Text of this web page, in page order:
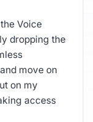
Voice
dropping the
move on
on my
access